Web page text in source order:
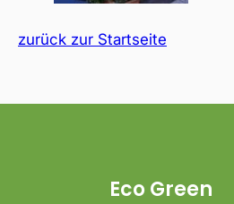
zurück zur Startseite
Eco Green